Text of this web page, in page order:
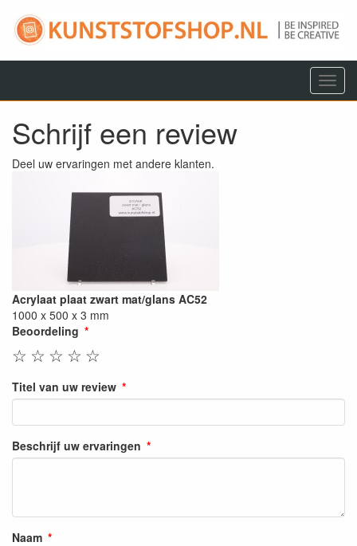
Menu
Schrijf een review
Deel uw ervaringen met andere klanten.
Acrylaat plaat zwart mat/glans AC52
1000 x 500 x 3 mm
Beoordeling
☆
☆
☆
☆
☆
Titel van uw review
Beschrijf uw ervaringen
Naam